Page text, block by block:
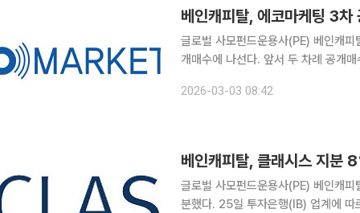
베인캐피탈, 에코마케팅 3
글로벌 사모펀드운용사(PE) 베인캐피탈이 코스닥 상장사 에코마케팅의 상장폐지를 앞두고 3차 공
개매수에 나선다. 앞서 두 차례 공개
26일부터 2월 25일까지 진행한 2차
2026-03-03 08:42
베인캐피탈, 클래시스 지
글로벌 사모펀드운용사(PE) 베인캐
분했다. 25일 투자은행(IB) 업계에 따르면 베인캐피탈은 클래시스 보통주 540만주(지분 8.24%)